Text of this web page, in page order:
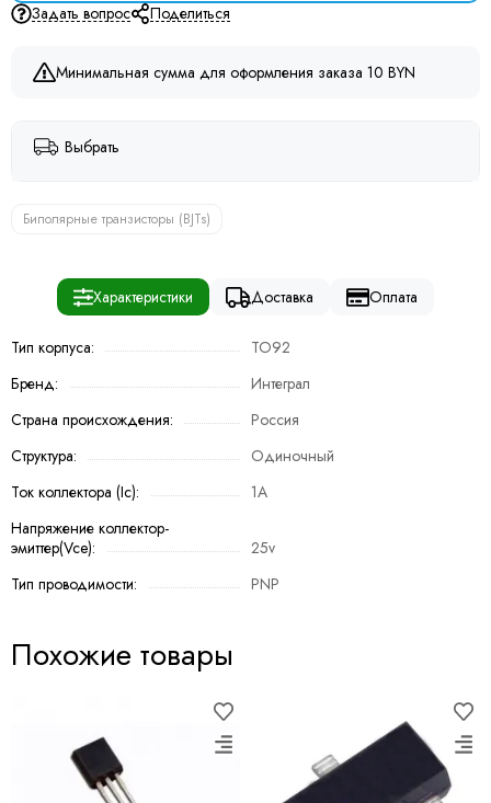
Задать вопрос Поделиться
Минимальная сумма для оформления заказа 10 BYN
Выбрать
Биполярные транзисторы (BJTs)
Характеристики Доставка Оплата
Тип корпуса:
TO92
Бренд:
Интеграл
Страна происхождения:
Россия
Структура:
Одиночный
Ток коллектора (Ic):
1A
Напряжение коллектор-
эмиттер(Vce):
25v
Тип проводимости:
PNP
Похожие товары